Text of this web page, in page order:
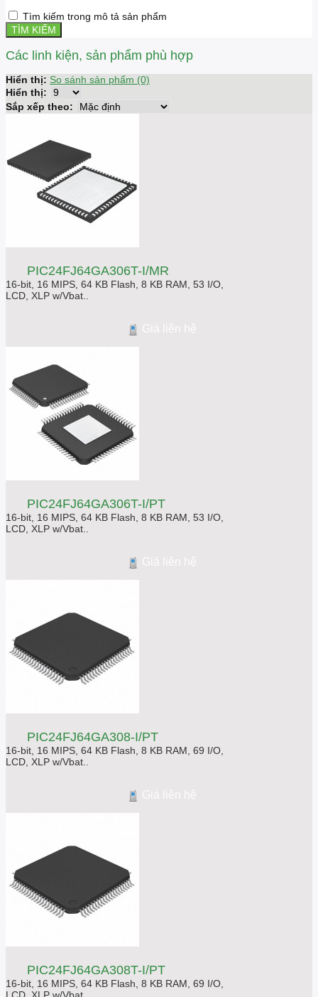
Tìm kiếm trong mô tả sản phẩm
Các linh kiện, sản phẩm phù hợp
Hiển thị: So sánh sản phẩm (0)
Hiển thị:
Sắp xếp theo:
PIC24FJ64GA306T-I/MR
16-bit, 16 MIPS, 64 KB Flash, 8 KB RAM, 53 I/O,
LCD, XLP w/Vbat..
Giá liên hệ
PIC24FJ64GA306T-I/PT
16-bit, 16 MIPS, 64 KB Flash, 8 KB RAM, 53 I/O,
LCD, XLP w/Vbat..
Giá liên hệ
PIC24FJ64GA308-I/PT
16-bit, 16 MIPS, 64 KB Flash, 8 KB RAM, 69 I/O,
LCD, XLP w/Vbat..
Giá liên hệ
PIC24FJ64GA308T-I/PT
16-bit, 16 MIPS, 64 KB Flash, 8 KB RAM, 69 I/O,